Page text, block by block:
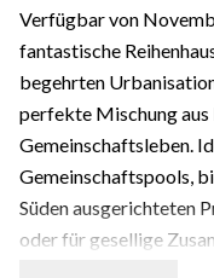
Verfügbar von
fantastische
begehrten
perfekte Mischung aus
Gemeinschaftsleben.
Gemeinschaftspools,
Süden ausgerichteten
oder für gesellige